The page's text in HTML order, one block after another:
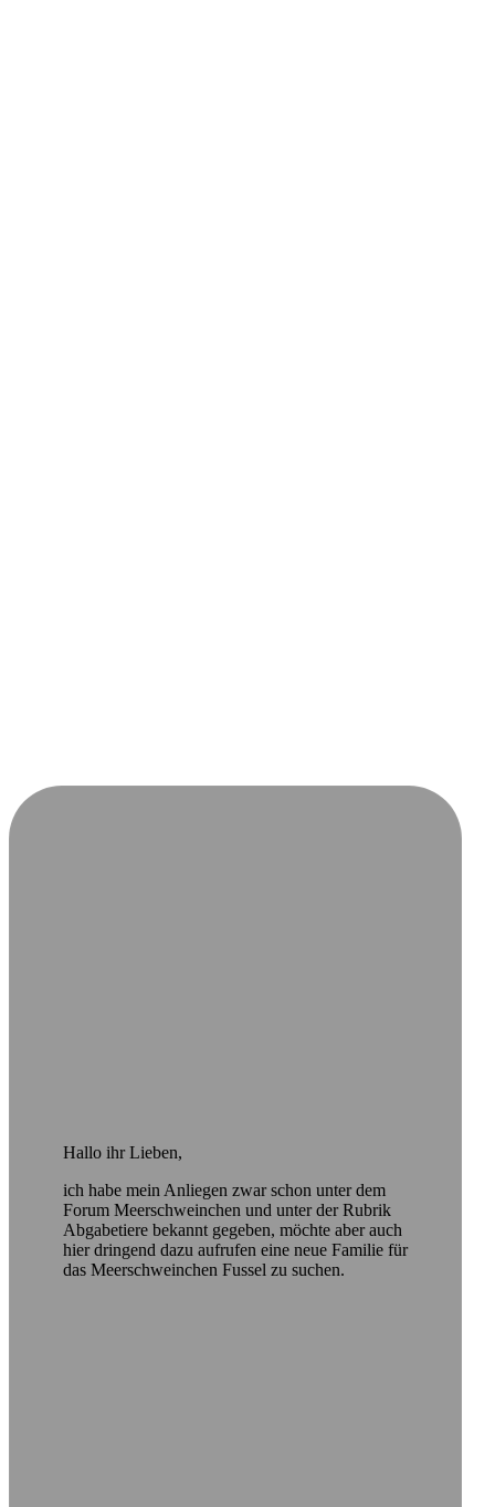
Hallo ihr Lieben,
ich habe mein Anliegen zwar schon unter dem
Forum Meerschweinchen und unter der Rubrik
Abgabetiere bekannt gegeben, möchte aber auch
hier dringend dazu aufrufen eine neue Familie für
das Meerschweinchen Fussel zu suchen.